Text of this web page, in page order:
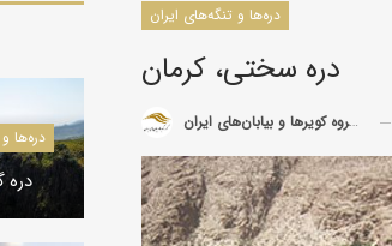
دره‌ها و تنگه‌های ایران
دره سختی، کرمان
توسط گروه کویرها و بیابان‌های ایران
دره‌ها
دره
کویرشناسی
طوفان شن و راهکارها